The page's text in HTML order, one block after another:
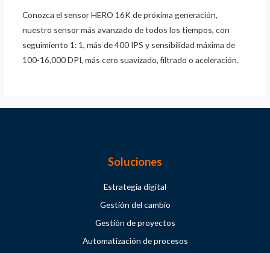
Conozca el sensor HERO 16K de próxima generación,
nuestro sensor más avanzado de todos los tiempos, con
seguimiento 1: 1, más de 400 IPS y sensibilidad máxima de
100-16,000 DPI, más cero suavizado, filtrado o aceleración.
Soluciones
Estrategia digital
Gestión del cambio
Gestión de proyectos
Automatización de procesos